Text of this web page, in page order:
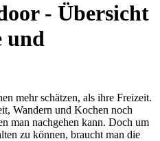
- Übersicht
und
mehr schätzen, als ihre Freizeit.
Wandern und Kochen noch
man nachgehen kann. Doch um
zu können, braucht man die